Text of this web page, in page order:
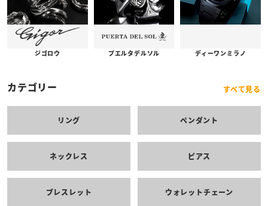
ジゴロウ プエルタデルソル ディーワンミラノ
カテゴリー すべて見る
リング ペンダント
ネックレス ピアス
ブレスレット ウォレットチェーン